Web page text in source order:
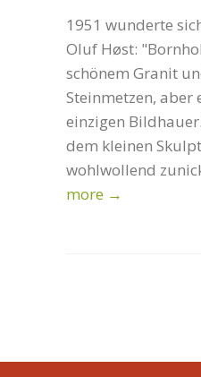
1951 wunderte
Oluf Høst:
schönem Granit
Steinmetzen, aber
einzigen
dem kleinen
wohlwollend
more →